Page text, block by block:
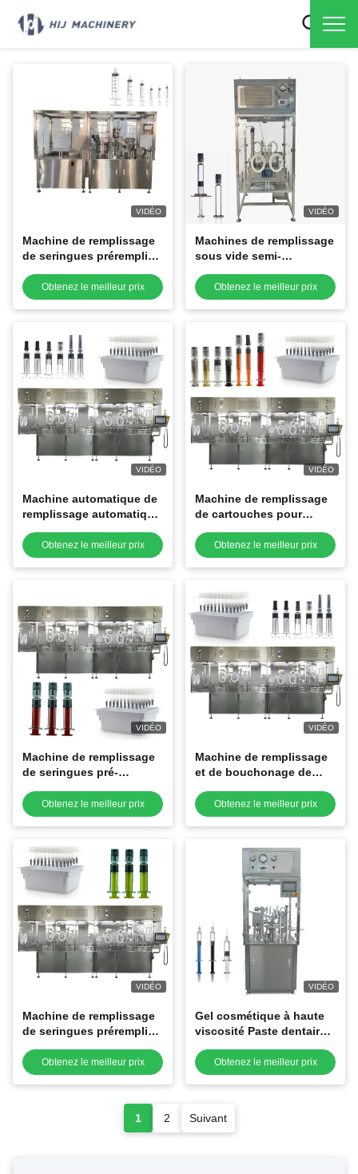
VIDÉO
Machine de remplissage
de seringues préremplies
médicaments liquides
jetables aseptiques
Obtenez le meilleur prix
VIDÉO
Machines de remplissage
sous vide semi-
PFS et les cartouches
Obtenez le meilleur prix
VIDÉO
Machine automatique de
remplissage automatique
de remplissage d' acide
hyaluronique
Obtenez le meilleur prix
VIDÉO
Machine de remplissage
de cartouches pour
hyaluronique liquide
pharmaceutique,
Obtenez le meilleur prix
VIDÉO
Machine de remplissage
de seringues pré-
dentaires, remplissage et
scellage de gel liquide
Obtenez le meilleur prix
VIDÉO
Machine de remplissage
et de bouchonage de
haute précision
Obtenez le meilleur prix
VIDÉO
Machine de remplissage
de seringues préremplies
vitesse pour la
fabrication stérile
Obtenez le meilleur prix
VIDÉO
Gel cosmétique à haute
viscosité Paste dentaire
encastrant encastrant
encastrant encastrant
Obtenez le meilleur prix
1 2 Suivant